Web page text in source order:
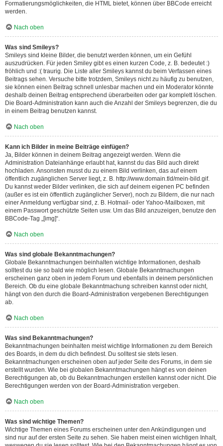
Formatierungsmöglichkeiten, die HTML bietet, können über BBCode erreicht
werden.
Nach oben
Was sind Smileys?
Smileys sind kleine Bilder, die benutzt werden können, um ein Gefühl
auszudrücken. Für jeden Smiley gibt es einen kurzen Code, z. B. bedeutet :)
fröhlich und :( traurig. Die Liste aller Smileys kannst du beim Verfassen eines
Beitrags sehen. Versuche bitte trotzdem, Smileys nicht zu häufig zu benutzen,
sie können einen Beitrag schnell unlesbar machen und ein Moderator könnte
deshalb deinen Beitrag entsprechend überarbeiten oder gar komplett löschen.
Die Board-Administration kann auch die Anzahl der Smileys begrenzen, die du
in einem Beitrag benutzen kannst.
Nach oben
Kann ich Bilder in meine Beiträge einfügen?
Ja, Bilder können in deinem Beitrag angezeigt werden. Wenn die
Administration Dateianhänge erlaubt hat, kannst du das Bild auch direkt
hochladen. Ansonsten musst du zu einem Bild verlinken, das auf einem
öffentlich zugänglichen Server liegt, z. B. http://www.domain.tld/mein-bild.gif.
Du kannst weder Bilder verlinken, die sich auf deinem eigenen PC befinden
(außer es ist ein öffentlich zugänglicher Server), noch zu Bildern, die nur nach
einer Anmeldung verfügbar sind, z. B. Hotmail- oder Yahoo-Mailboxen, mit
einem Passwort geschützte Seiten usw. Um das Bild anzuzeigen, benutze den
BBCode-Tag „[img]“.
Nach oben
Was sind globale Bekanntmachungen?
Globale Bekanntmachungen beinhalten wichtige Informationen, deshalb
solltest du sie so bald wie möglich lesen. Globale Bekanntmachungen
erscheinen ganz oben in jedem Forum und ebenfalls in deinem persönlichen
Bereich. Ob du eine globale Bekanntmachung schreiben kannst oder nicht,
hängt von den durch die Board-Administration vergebenen Berechtigungen
ab.
Nach oben
Was sind Bekanntmachungen?
Bekanntmachungen beinhalten meist wichtige Informationen zu dem Bereich
des Boards, in dem du dich befindest. Du solltest sie stets lesen.
Bekanntmachungen erscheinen oben auf jeder Seite des Forums, in dem sie
erstellt wurden. Wie bei globalen Bekanntmachungen hängt es von deinen
Berechtigungen ab, ob du Bekanntmachungen erstellen kannst oder nicht. Die
Berechtigungen werden von der Board-Administration vergeben.
Nach oben
Was sind wichtige Themen?
Wichtige Themen eines Forums erscheinen unter den Ankündigungen und
sind nur auf der ersten Seite zu sehen. Sie haben meist einen wichtigen Inhalt,